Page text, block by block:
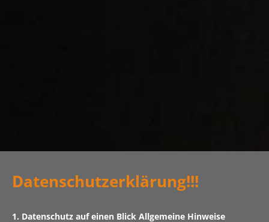
Datenschutzerklärung!!!
1. Datenschutz auf einen Blick Allgemeine Hinweise